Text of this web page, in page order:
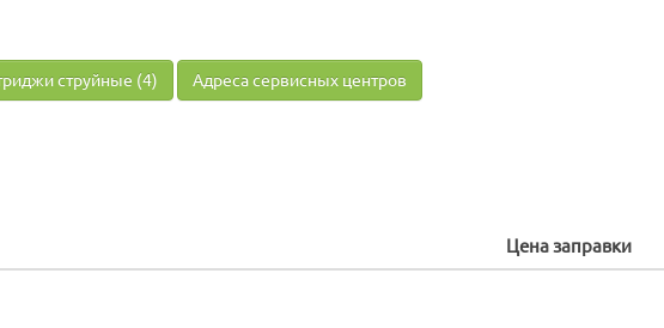
струйные (4) Адреса сервисных центров
Цена заправки